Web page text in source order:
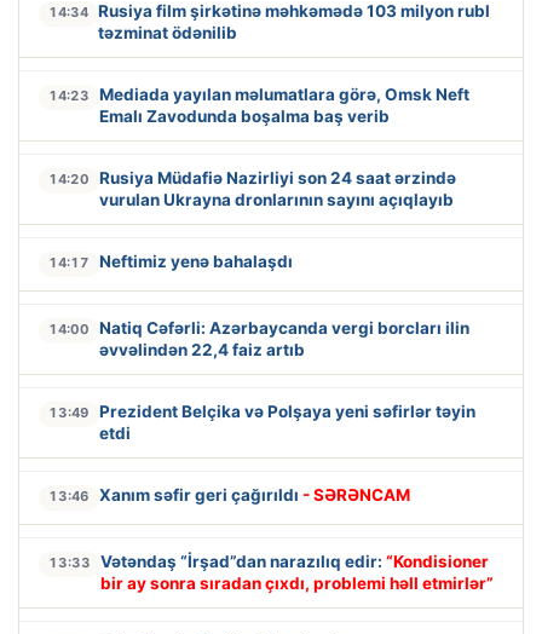
14:34 Rusiya film şirkətinə məhkəmədə 103 milyon rubl
təzminat ödənilib
14:23
Mediada yayılan məlumatlara görə, Omsk Neft
Emalı Zavodunda boşalma baş verib
14:20
Rusiya Müdafiə Nazirliyi son 24 saat ərzində
vurulan Ukrayna dronlarının sayını açıqlayıb
14:17 Neftimiz yenə bahalaşdı
14:00
Natiq Cəfərli: Azərbaycanda vergi borcları ilin
əvvəlindən 22,4 faiz artıb
13:49
Prezident Belçika və Polşaya yeni səfirlər təyin
etdi
13:46 Xanım səfir geri çağırıldı - SƏRƏNCAM
13:33 Vətəndaş “İrşad”dan narazılıq edir: “Kondisioner
bir ay sonra sıradan çıxdı, problemi həll etmirlər”